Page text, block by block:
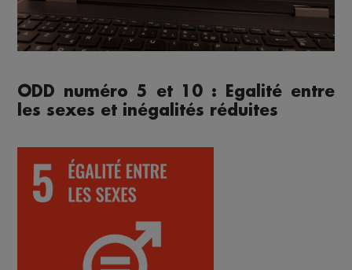
ODD numéro 5 et 10 : Egalité entre
les sexes et inégalités réduites